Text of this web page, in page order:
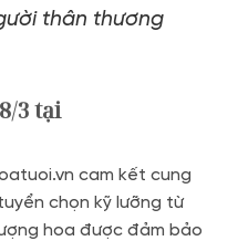
thân thương
3 tại
cam kết cung
chọn kỹ lưỡng từ
hoa được đảm bảo